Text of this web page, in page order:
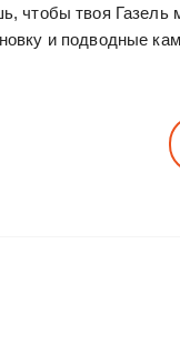
чтобы твоя Газель
и подводные